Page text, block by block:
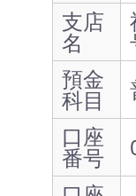
支店
名
預金
科目
口座
番号